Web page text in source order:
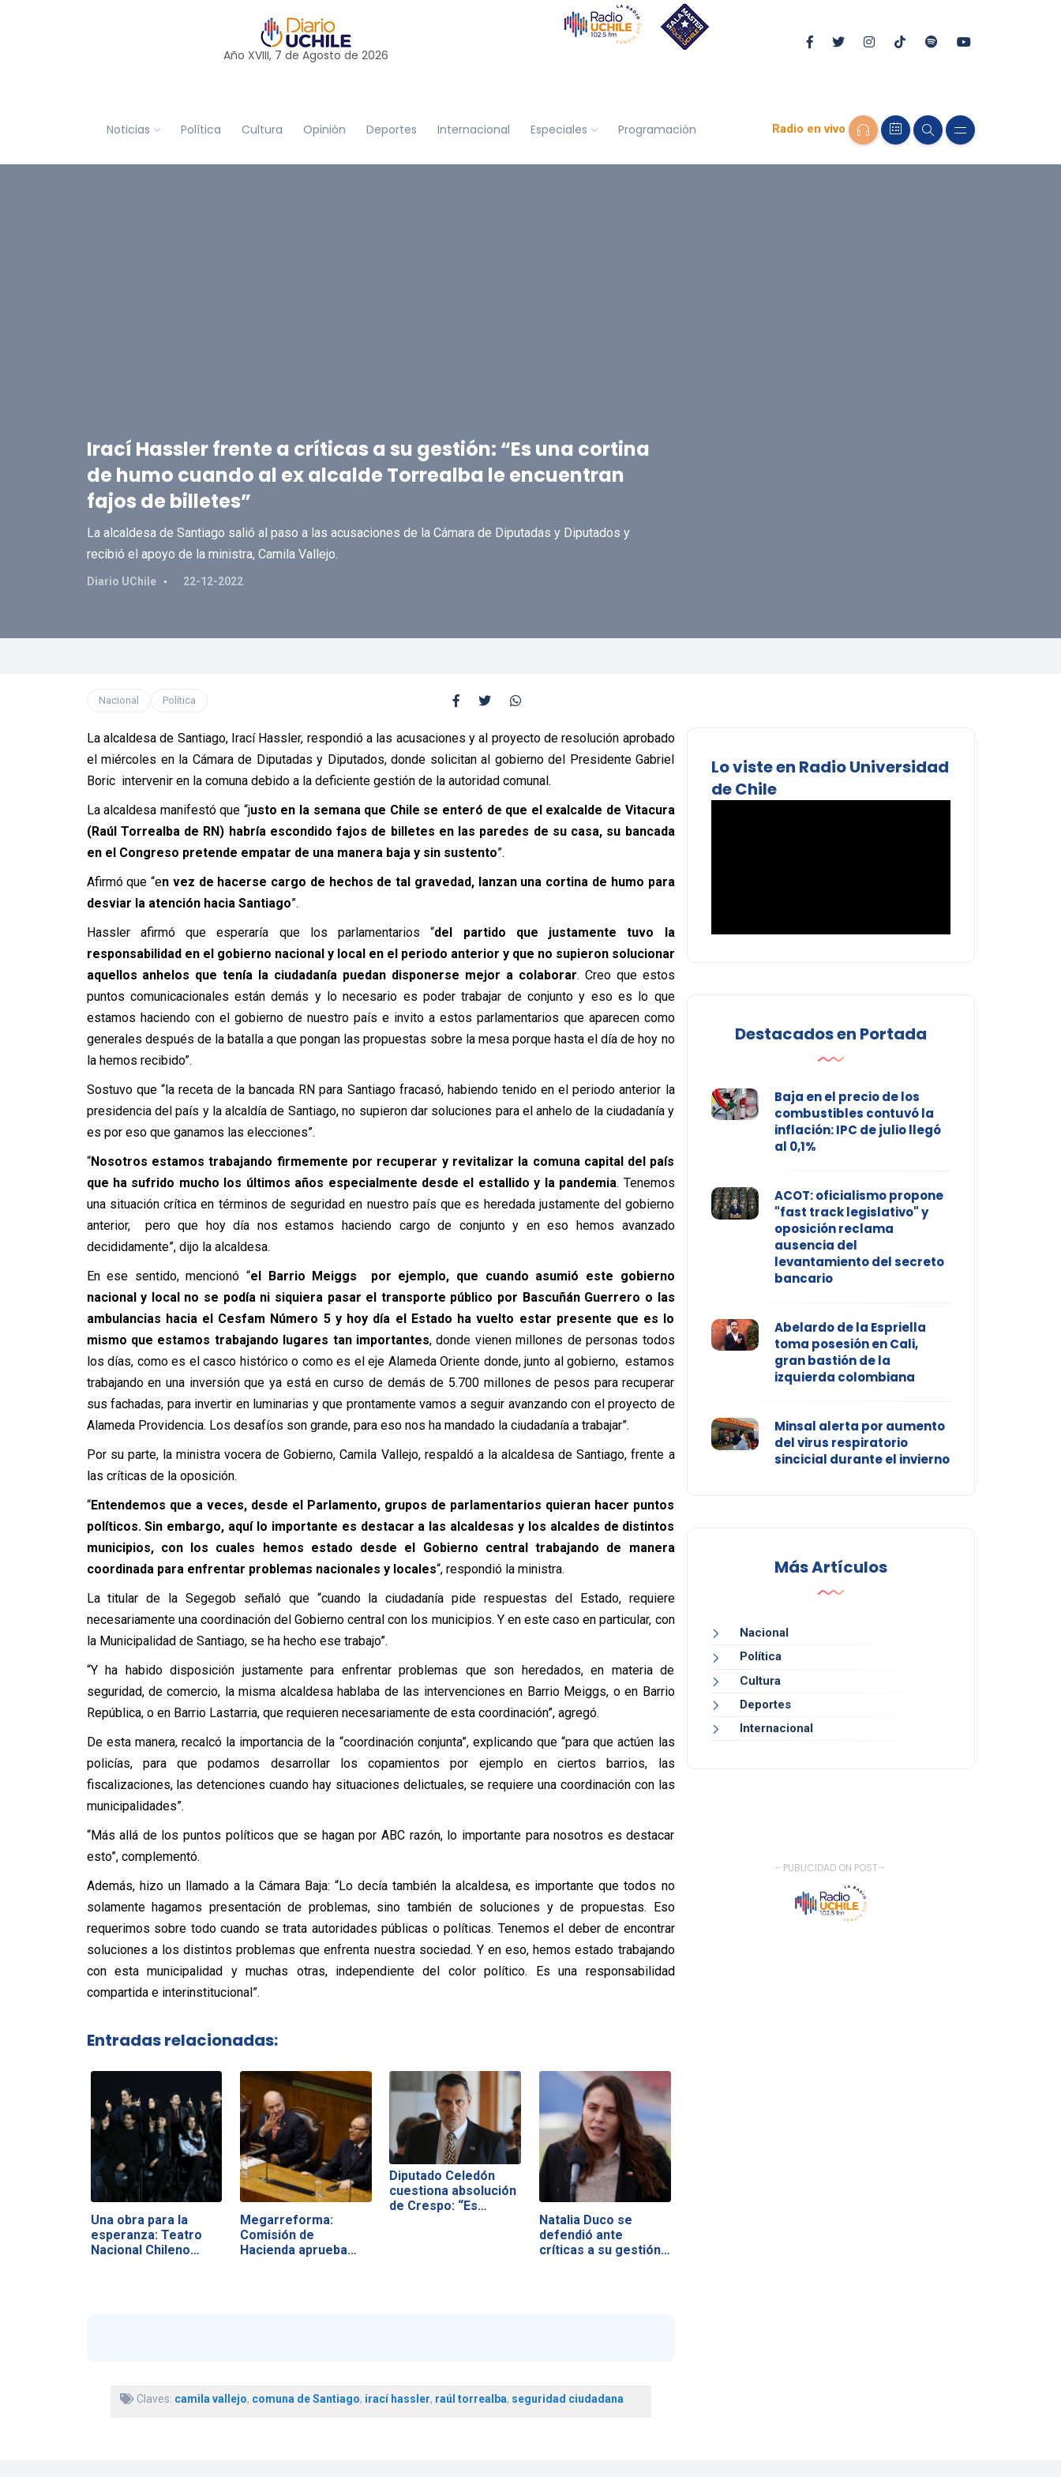
Año XVIII, 7 de Agosto de 2026
Noticias Política Cultura Opinión Deportes Internacional Especiales Programación Radio en vivo
Irací Hassler frente a críticas a su gestión: “Es una cortina
de humo cuando al ex alcalde Torrealba le encuentran
fajos de billetes”
La alcaldesa de Santiago salió al paso a las acusaciones de la Cámara de Diputadas y Diputados y
recibió el apoyo de la ministra, Camila Vallejo.
Diario UChile 22-12-2022
Nacional Política
La alcaldesa de Santiago, Irací Hassler, respondió a las acusaciones y al proyecto de resolución aprobado
el miércoles en la Cámara de Diputadas y Diputados, donde solicitan al gobierno del Presidente Gabriel
Boric intervenir en la comuna debido a la deficiente gestión de la autoridad comunal.
La alcaldesa manifestó que “justo en la semana que Chile se enteró de que el exalcalde de Vitacura
(Raúl Torrealba de RN) habría escondido fajos de billetes en las paredes de su casa, su bancada
en el Congreso pretende empatar de una manera baja y sin sustento”.
Afirmó que “en vez de hacerse cargo de hechos de tal gravedad, lanzan una cortina de humo para
desviar la atención hacia Santiago”.
Hassler afirmó que esperaría que los parlamentarios “del partido que justamente tuvo la
responsabilidad en el gobierno nacional y local en el periodo anterior y que no supieron solucionar
aquellos anhelos que tenía la ciudadanía puedan disponerse mejor a colaborar. Creo que estos
puntos comunicacionales están demás y lo necesario es poder trabajar de conjunto y eso es lo que
estamos haciendo con el gobierno de nuestro país e invito a estos parlamentarios que aparecen como
generales después de la batalla a que pongan las propuestas sobre la mesa porque hasta el día de hoy no
la hemos recibido”.
Sostuvo que “la receta de la bancada RN para Santiago fracasó, habiendo tenido en el periodo anterior la
presidencia del país y la alcaldía de Santiago, no supieron dar soluciones para el anhelo de la ciudadanía y
es por eso que ganamos las elecciones”.
“Nosotros estamos trabajando firmemente por recuperar y revitalizar la comuna capital del país
que ha sufrido mucho los últimos años especialmente desde el estallido y la pandemia. Tenemos
una situación crítica en términos de seguridad en nuestro país que es heredada justamente del gobierno
anterior, pero que hoy día nos estamos haciendo cargo de conjunto y en eso hemos avanzado
decididamente”, dijo la alcaldesa.
En ese sentido, mencionó “el Barrio Meiggs por ejemplo, que cuando asumió este gobierno
nacional y local no se podía ni siquiera pasar el transporte público por Bascuñán Guerrero o las
ambulancias hacia el Cesfam Número 5 y hoy día el Estado ha vuelto estar presente que es lo
mismo que estamos trabajando lugares tan importantes, donde vienen millones de personas todos
los días, como es el casco histórico o como es el eje Alameda Oriente donde, junto al gobierno, estamos
trabajando en una inversión que ya está en curso de demás de 5.700 millones de pesos para recuperar
sus fachadas, para invertir en luminarias y que prontamente vamos a seguir avanzando con el proyecto de
Alameda Providencia. Los desafíos son grande, para eso nos ha mandado la ciudadanía a trabajar”.
Por su parte, la ministra vocera de Gobierno, Camila Vallejo, respaldó a la alcaldesa de Santiago, frente a
las críticas de la oposición.
“Entendemos que a veces, desde el Parlamento, grupos de parlamentarios quieran hacer puntos
políticos. Sin embargo, aquí lo importante es destacar a las alcaldesas y los alcaldes de distintos
municipios, con los cuales hemos estado desde el Gobierno central trabajando de manera
coordinada para enfrentar problemas nacionales y locales“, respondió la ministra.
La titular de la Segegob señaló que “cuando la ciudadanía pide respuestas del Estado, requiere
necesariamente una coordinación del Gobierno central con los municipios. Y en este caso en particular, con
la Municipalidad de Santiago, se ha hecho ese trabajo”.
“Y ha habido disposición justamente para enfrentar problemas que son heredados, en materia de
seguridad, de comercio, la misma alcaldesa hablaba de las intervenciones en Barrio Meiggs, o en Barrio
República, o en Barrio Lastarria, que requieren necesariamente de esta coordinación”, agregó.
De esta manera, recalcó la importancia de la “coordinación conjunta”, explicando que “para que actúen las
policías, para que podamos desarrollar los copamientos por ejemplo en ciertos barrios, las
fiscalizaciones, las detenciones cuando hay situaciones delictuales, se requiere una coordinación con las
municipalidades”.
“Más allá de los puntos políticos que se hagan por ABC razón, lo importante para nosotros es destacar
esto”, complementó.
Además, hizo un llamado a la Cámara Baja: “Lo decía también la alcaldesa, es importante que todos no
solamente hagamos presentación de problemas, sino también de soluciones y de propuestas. Eso
requerimos sobre todo cuando se trata autoridades públicas o políticas. Tenemos el deber de encontrar
soluciones a los distintos problemas que enfrenta nuestra sociedad. Y en eso, hemos estado trabajando
con esta municipalidad y muchas otras, independiente del color político. Es una responsabilidad
compartida e interinstitucional”.
Entradas relacionadas:
Una obra para la
esperanza: Teatro
Nacional Chileno…
Megarreforma:
Comisión de
Hacienda aprueba
Diputado Celedón
cuestiona absolución
de Crespo: “Es…
Natalia Duco se
defendió ante
críticas a su gestión…
Claves: camila vallejo, comuna de Santiago, irací hassler, raúl torrealba, seguridad ciudadana
Lo viste en Radio Universidad
de Chile
Destacados en Portada
Baja en el precio de los
combustibles contuvó la
inflación: IPC de julio llegó
al 0,1%
ACOT: oficialismo propone
"fast track legislativo" y
oposición reclama
ausencia del
levantamiento del secreto
bancario
Abelardo de la Espriella
toma posesión en Cali,
gran bastión de la
izquierda colombiana
Minsal alerta por aumento
del virus respiratorio
sincicial durante el invierno
Más Artículos
Nacional
Política
Cultura
Deportes
Internacional
- PUBLICIDAD ON POST -